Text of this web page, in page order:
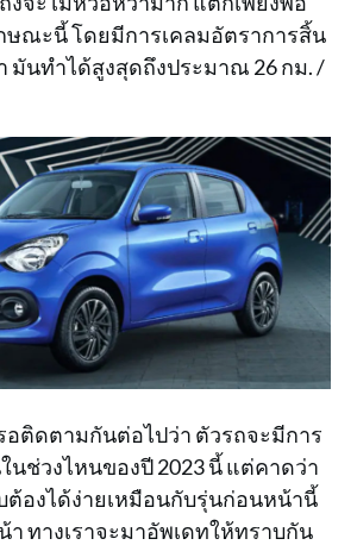
ณะนี้ โดยมีการเคลมอัตราการสิ้น
มันทำได้สูงสุดถึงประมาณ 26 กม. /
อติดตามกันต่อไปว่า ตัวรถจะมีการ
นช่วงไหนของปี 2023 นี้ แต่คาดว่า
องได้ง่ายเหมือนกับรุ่นก่อนหน้านี้
ทางเราจะมาอัพเดทให้ทราบกัน